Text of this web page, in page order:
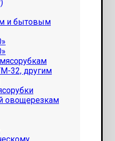
и бытовым
32, другим
овощерезкам